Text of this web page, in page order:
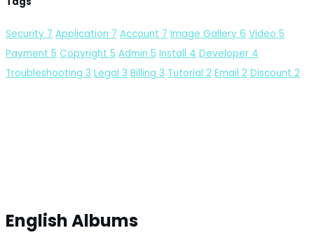
Security 7 Application 7 Account 7 Image Gallery 6 Video 5
Payment 5 Copyright 5 Admin 5 Install 4 Developer 4
Troubleshooting 3 Legal 3 Billing 3 Tutorial 2 Email 2 Discount 2
English Albums